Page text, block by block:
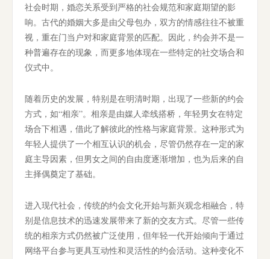
社会时期，婚恋关系受到严格的社会规范和家庭期望的影
响。古代的婚姻大多是由父母包办，双方的情感往往不被重
视，重在门当户对和家庭背景的匹配。因此，约会并不是一
种普遍存在的现象，而更多地体现在一些特定的社交场合和
仪式中。
随着历史的发展，特别是在明清时期，出现了一些新的约会
方式，如“相亲”。相亲是由媒人牵线搭桥，年轻男女在特定
场合下相遇，借此了解彼此的性格与家庭背景。这种形式为
年轻人提供了一个相互认识的机会，尽管仍然存在一定的家
庭主导因素，但男女之间的自由度逐渐增加，也为后来的自
主择偶奠定了基础。
进入现代社会，传统的约会文化开始与新兴观念相融合，特
别是信息技术的迅速发展带来了新的交友方式。尽管一些传
统的相亲方式仍然被广泛使用，但年轻一代开始倾向于通过
网络平台参与更具互动性和灵活性的约会活动。这种变化不